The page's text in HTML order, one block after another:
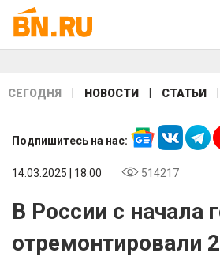
СЕГОДНЯ НОВОСТИ СТАТЬИ
Подпишитесь на нас:
14.03.2025 | 18:00 514217
В России с начала
отремонтировали